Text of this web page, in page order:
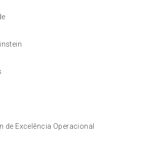
de Excelência Operacional